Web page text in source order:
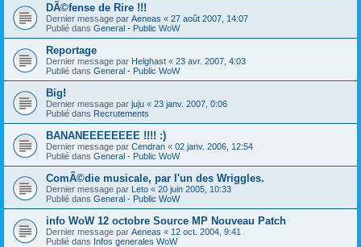
DÃ©fense de Rire !!!
Dernier message par Aeneas « 27 août 2007, 14:07
Publié dans General - Public WoW
Reportage
Dernier message par Helghast « 23 avr. 2007, 4:03
Publié dans General - Public WoW
Big!
Dernier message par juju « 23 janv. 2007, 0:06
Publié dans Recrutements
BANANEEEEEEEE !!!! :)
Dernier message par Cendran « 02 janv. 2006, 12:54
Publié dans General - Public WoW
ComÃ©die musicale, par l'un des Wriggles.
Dernier message par Leto « 20 juin 2005, 10:33
Publié dans General - Public WoW
info WoW 12 octobre Source MP Nouveau Patch
Dernier message par Aeneas « 12 oct. 2004, 9:41
Publié dans Infos generales WoW